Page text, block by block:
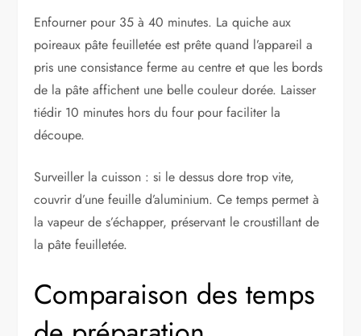
Enfourner pour 35 à 40 minutes. La quiche aux
poireaux pâte feuilletée est prête quand l’appareil a
pris une consistance ferme au centre et que les bords
de la pâte affichent une belle couleur dorée. Laisser
tiédir 10 minutes hors du four pour faciliter la
découpe.
Surveiller la cuisson : si le dessus dore trop vite,
couvrir d’une feuille d’aluminium. Ce temps permet à
la vapeur de s’échapper, préservant le croustillant de
la pâte feuilletée.
Comparaison des temps